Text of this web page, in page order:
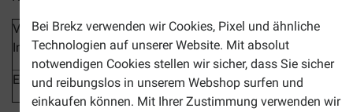
Bei Brekz verwenden wir Cookies, Pixel und ähnliche
Technologien auf unserer Website. Mit absolut
notwendigen Cookies stellen wir sicher, dass Sie sicher
und reibungslos in unserem Webshop surfen und
einkaufen können. Mit Ihrer Zustimmung verwenden wir
Verantwortlich für redaktionelle
Inhalte:
Eric Broekhuizen
E-Mail: marketing@brekz.de